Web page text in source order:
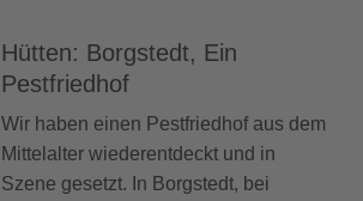
Hütten: Borgstedt, Ein
Pestfriedhof
Wir haben einen Pestfriedhof aus dem
Mittelalter wiederentdeckt und in
Szene gesetzt. In Borgstedt, bei